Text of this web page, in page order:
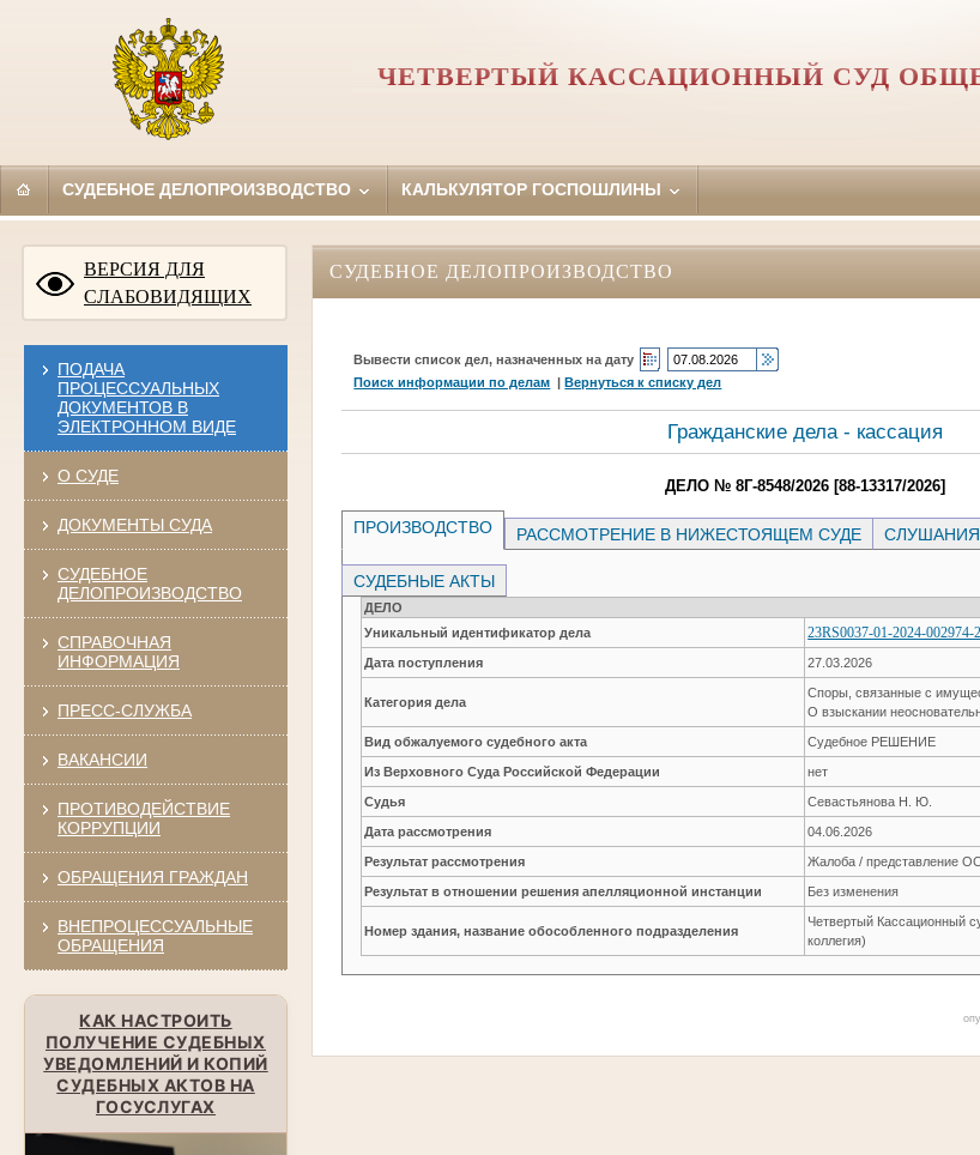
ЧЕТВЕРТЫЙ КАССАЦИОННЫЙ СУД
СУДЕБНОЕ ДЕЛОПРОИЗВОДСТВО КАЛЬКУЛЯТОР ГОСПОШЛИНЫ
ВЕРСИЯ ДЛЯ
СЛАБОВИДЯЩИХ
ПОДАЧА
ПРОЦЕССУАЛЬНЫХ
ДОКУМЕНТОВ В
ЭЛЕКТРОННОМ ВИДЕ
О СУДЕ
ДОКУМЕНТЫ СУДА
СУДЕБНОЕ
ДЕЛОПРОИЗВОДСТВО
СПРАВОЧНАЯ
ИНФОРМАЦИЯ
ПРЕСС-СЛУЖБА
ВАКАНСИИ
ПРОТИВОДЕЙСТВИЕ
КОРРУПЦИИ
ОБРАЩЕНИЯ ГРАЖДАН
ВНЕПРОЦЕССУАЛЬНЫЕ
ОБРАЩЕНИЯ
КАК НАСТРОИТЬ
ПОЛУЧЕНИЕ СУДЕБНЫХ
УВЕДОМЛЕНИЙ И КОПИЙ
СУДЕБНЫХ АКТОВ НА
ГОСУСЛУГАХ
СУДЕБНОЕ ДЕЛОПРОИЗВОДСТВО
Вывести список дел, назначенных на дату
Поиск информации по делам |Вернуться к списку дел
Гражданские дела - кассация
ДЕЛО № 8Г-8548/2026 [88-13317/2026]
ПРОИЗВОДСТВО РАССМОТРЕНИЕ В НИЖЕСТОЯЩЕМ СУДЕ СЛУШАНИЯ
СУДЕБНЫЕ АКТЫ
ДЕЛО
Уникальный идентификатор дела
23RS0037-01-2024-002974-
Дата поступления 27.03.2026
Категория дела
Споры, связанные с
О взыскании
Вид обжалуемого судебного акта Судебное РЕШЕНИЕ
Из Верховного Суда Российской Федерации нет
Судья Севастьянова Н. Ю.
Дата рассмотрения 04.06.2026
Результат рассмотрения Жалоба /
Результат в отношении решения апелляционной инстанции Без изменения
Номер здания, название обособленного подразделения
Четвертый Кассационный
коллегия)